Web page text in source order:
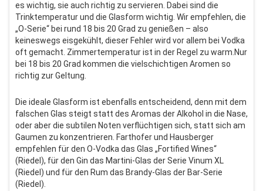
es wichtig, sie auch richtig zu servieren. Dabei sind die
Trinktemperatur und die Glasform wichtig. Wir empfehlen, die
„O-Serie“ bei rund 18 bis 20 Grad zu genießen – also
keineswegs eisgekühlt, dieser Fehler wird vor allem bei Vodka
oft gemacht. Zimmertemperatur ist in der Regel zu warm.Nur
bei 18 bis 20 Grad kommen die vielschichtigen Aromen so
richtig zur Geltung.
Die ideale Glasform ist ebenfalls entscheidend, denn mit dem
falschen Glas steigt statt des Aromas der Alkohol in die Nase,
oder aber die subtilen Noten verflüchtigen sich, statt sich am
Gaumen zu konzentrieren. Farthofer und Hausberger
empfehlen für den O-Vodka das Glas „Fortified Wines“
(Riedel), für den Gin das Martini-Glas der Serie Vinum XL
(Riedel) und für den Rum das Brandy-Glas der Bar-Serie
(Riedel).